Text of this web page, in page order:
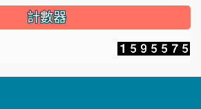
計數器